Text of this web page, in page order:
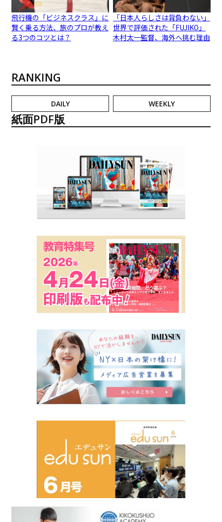
飛行機の「ビジネスクラス」に
賢く乗る方法、旅のプロが教え
る3つのコツとは？
「日本人らしさは背負わない」
世界で評価された「FUJIKO」
木村太一監督、海外へ挑む理由
RANKING
DAILY WEEKLY
紙面PDF版